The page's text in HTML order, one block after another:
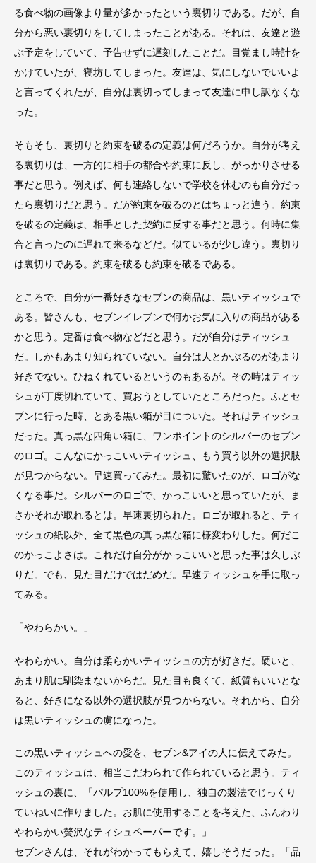
る食べ物の画像より量が多かったという裏切りである。だが、自
分から悪い裏切りをしてしまったことがある。それは、友達と遊
ぶ予定をしていて、予告せずに遅刻したことだ。目覚まし時計を
かけていたが、寝坊してしまった。友達は、気にしないでいいよ
と言ってくれたが、自分は裏切ってしまって友達に申し訳なくな
った。
そもそも、裏切りと約束を破るの定義は何だろうか。自分が考え
る裏切りは、一方的に相手の都合や約束に反し、がっかりさせる
事だと思う。例えば、何も連絡しないで学校を休むのも自分だっ
たら裏切りだと思う。だが約束を破るのとはちょっと違う。約束
を破るの定義は、相手とした契約に反する事だと思う。何時に集
合と言ったのに遅れて来るなどだ。似ているが少し違う。裏切り
は裏切りである。約束を破るも約束を破るである。
ところで、自分が一番好きなセブンの商品は、黒いティッシュで
ある。皆さんも、セブンイレブンで何かお気に入りの商品がある
かと思う。定番は食べ物などだと思う。だが自分はティッシュ
だ。しかもあまり知られていない。自分は人とかぶるのがあまり
好きでない。ひねくれているというのもあるが。その時はティッ
シュが丁度切れていて、買おうとしていたところだった。ふとセ
ブンに行った時、とある黒い箱が目についた。それはティッシュ
だった。真っ黒な四角い箱に、ワンポイントのシルバーのセブン
のロゴ。こんなにかっこいいティッシュ、もう買う以外の選択肢
が見つからない。早速買ってみた。最初に驚いたのが、ロゴがな
くなる事だ。シルバーのロゴで、かっこいいと思っていたが、ま
さかそれが取れるとは。早速裏切られた。ロゴが取れると、ティ
ッシュの紙以外、全て黒色の真っ黒な箱に様変わりした。何だこ
のかっこよさは。これだけ自分がかっこいいと思った事は久しぶ
りだ。でも、見た目だけではだめだ。早速ティッシュを手に取っ
てみる。
「やわらかい。」
やわらかい。自分は柔らかいティッシュの方が好きだ。硬いと、
あまり肌に馴染まないからだ。見た目も良くて、紙質もいいとな
ると、好きになる以外の選択肢が見つからない。それから、自分
は黒いティッシュの虜になった。
この黒いティッシュへの愛を、セブン&アイの人に伝えてみた。
このティッシュは、相当こだわられて作られていると思う。ティ
ッシュの裏に、「パルプ100%を使用し、独自の製法でじっくり
ていねいに作りました。お肌に使用することを考えた、ふんわり
やわらかい贅沢なティシュペーパーです。」
セブンさんは、それがわかってもらえて、嬉しそうだった。「品